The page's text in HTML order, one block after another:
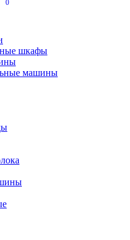
0
шкафы
машины